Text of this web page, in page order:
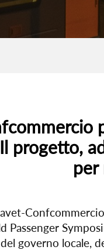
progetto,
per
Passenger
governo locale,